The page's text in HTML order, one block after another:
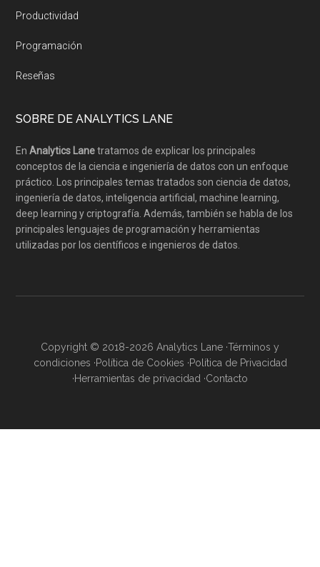
Productividad
Programación
Reseñas
SOBRE DE ANALYTICS LANE
EnAnalytics Lanetratamos de explicar los principales
conceptos de la ciencia e ingeniería de datos con un enfoque
práctico. Los principales temas tratados son ciencia de datos,
ingeniería de datos, inteligencia artificial, machine learning,
deep learning y criptografía. Además, también se habla de los
principales lenguajes de programación y herramientas
utilizadas por los científicos e ingenieros de datos.
Copyright © 2018-2026 Analytics Lane ·Términos y
condiciones ·Política de Cookies ·Política de Privacidad
·Herramientas de privacidad ·Contacto